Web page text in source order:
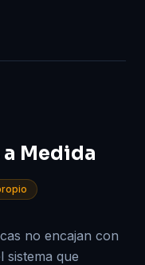
Medida
no encajan con
sistema que